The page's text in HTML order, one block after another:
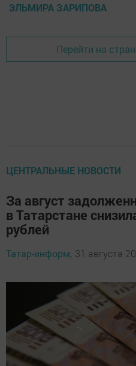
ЭЛЬМИРА ЗАРИПОВА
Перейти на
ЦЕНТРАЛЬНЫЕ НОВОСТИ
За август
в Татарстане
рублей
Татар-информ, 31 августа